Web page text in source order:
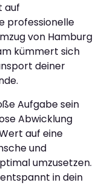
auf
professionelle
von Hamburg
kümmert sich
deiner
Aufgabe sein
Abwicklung
auf eine
und
umzusetzen.
in dein